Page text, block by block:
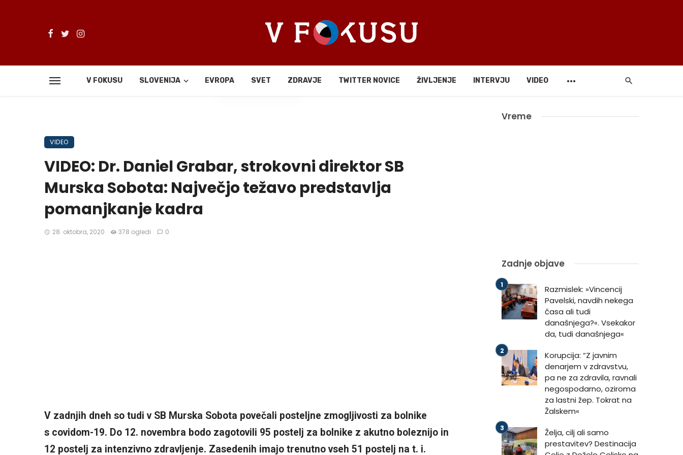
V FOKUSU SLOVENIJA EVROPA SVET ZDRAVJE TWITTER NOVICE ŽIVLJENJE INTERVJU VIDEO
Deli
VIDEO
VIDEO: Dr. Daniel Grabar, strokovni direktor SB
Murska Sobota: Največjo težavo predstavlja
pomanjkanje kadra
28. oktobra, 2020 378 ogledi 0
V zadnjih dneh so tudi v SB Murska Sobota povečali posteljne zmogljivosti za bolnike
s covidom-19. Do 12. novembra bodo zagotovili 95 postelj za bolnike z akutno boleznijo in
12 postelj za intenzivno zdravljenje. Zasedenih imajo trenutno vseh 51 postelj na t. i.
Vreme
Zadnje objave
Razmislek: »Vincencij
Pavelski, navdih nekega
časa ali tudi
današnjega?«. Vsekakor
da, tudi današnjega«
Korupcija: “Z javnim
denarjem v zdravstvu,
pa ne za zdravila, ravnali
negospodarno, oziroma
za lastni žep. Tokrat na
Žalskem«
Želja, cilj ali samo
prestavitev? Destinacija